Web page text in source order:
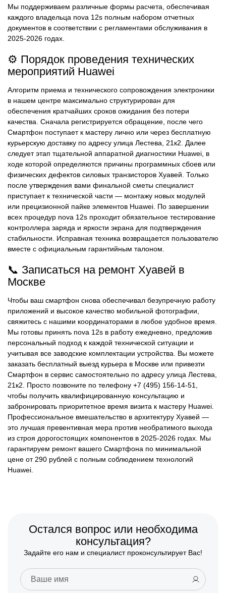
Мы поддерживаем различные формы расчета, обеспечивая
каждого владельца nova 12s полным набором отчетных
документов в соответствии с регламентами обслуживания в
2025-2026 годах.
⚙️ Порядок проведения технических
мероприятий Huawei
Алгоритм приема и технического сопровождения электроники
в нашем центре максимально структурирован для
обеспечения кратчайших сроков ожидания без потери
качества. Сначала регистрируется обращение, после чего
Смартфон поступает к мастеру лично или через бесплатную
курьерскую доставку по адресу улица Лестева, 21к2. Далее
следует этап тщательной аппаратной диагностики Huawei, в
ходе которой определяются причины программных сбоев или
физических дефектов силовых транзисторов Хуавей. Только
после утверждения вами финальной сметы специалист
приступает к технической части — монтажу новых модулей
или прецизионной пайке элементов Huawei. По завершении
всех процедур nova 12s проходит обязательное тестирование
контроллера заряда и яркости экрана для подтверждения
стабильности. Исправная техника возвращается пользователю
вместе с официальным гарантийным талоном.
📞 Записаться на ремонт Хуавей в
Москве
Чтобы ваш смартфон снова обеспечивал безупречную работу
приложений и высокое качество мобильной фотографии,
свяжитесь с нашими координаторами в любое удобное время.
Мы готовы принять nova 12s в работу ежедневно, предложив
персональный подход к каждой технической ситуации и
учитывая все заводские комплектации устройства. Вы можете
заказать бесплатный выезд курьера в Москве или привезти
Смартфон в сервис самостоятельно по адресу улица Лестева,
21к2. Просто позвоните по телефону +7 (495) 156-14-51,
чтобы получить квалифицированную консультацию и
забронировать приоритетное время визита к мастеру Huawei.
Профессиональное вмешательство в архитектуру Хуавей —
это лучшая превентивная мера против необратимого выхода
из строя дорогостоящих компонентов в 2025-2026 годах. Мы
гарантируем ремонт вашего Смартфона по минимальной
цене от 290 рублей с полным соблюдением технологий
Huawei.
Остался вопрос или необходима
консультация?
Задайте его нам и специалист проконсультирует Вас!